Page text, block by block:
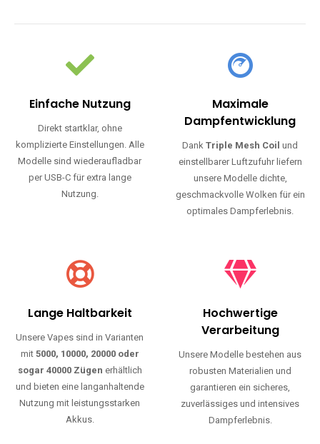
Einfache Nutzung
Direkt startklar, ohne
komplizierte Einstellungen. Alle
Modelle sind wiederaufladbar
per USB-C für extra lange
Nutzung.
Maximale
Dampfentwicklung
DankTriple Mesh Coil und
einstellbarer Luftzufuhr liefern
unsere Modelle dichte,
geschmackvolle Wolken für ein
optimales Dampferlebnis.
Lange Haltbarkeit
Unsere Vapes sind in Varianten
mit 5000, 10000, 20000 oder
sogar 40000 Zügen erhältlich
und bieten eine langanhaltende
Nutzung mit leistungsstarken
Akkus.
Hochwertige
Verarbeitung
Unsere Modelle bestehen aus
robusten Materialien und
garantieren ein sicheres,
zuverlässiges und intensives
Dampferlebnis.